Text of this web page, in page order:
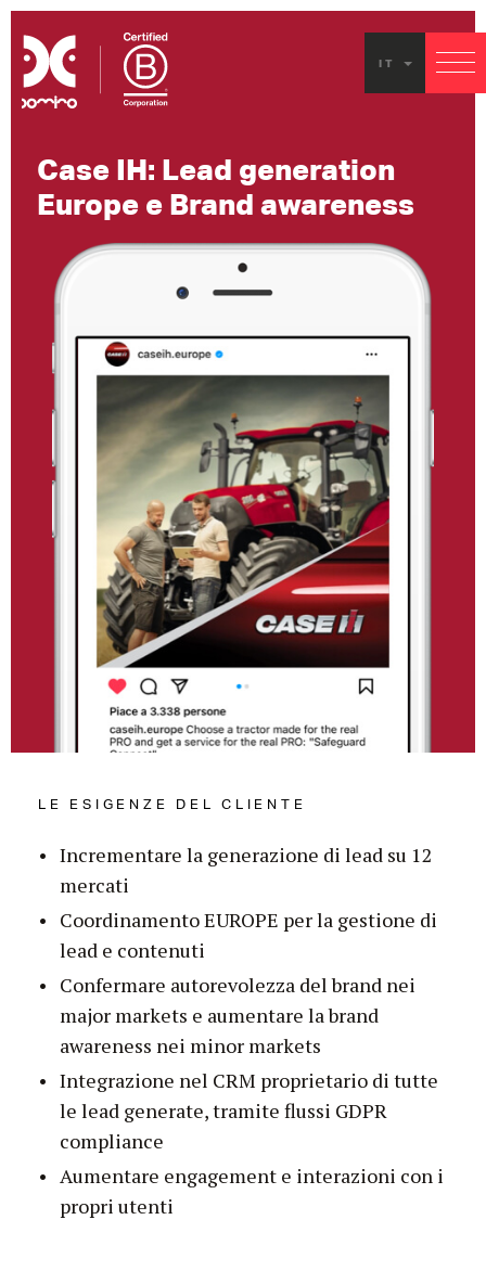
IT
Case IH: Lead generation
Europe e Brand awareness
LE ESIGENZE DEL CLIENTE
Incrementare la generazione di lead su 12
mercati
Coordinamento EUROPE per la gestione di
lead e contenuti
Confermare autorevolezza del brand nei
major markets e aumentare la brand
awareness nei minor markets
Integrazione nel CRM proprietario di tutte
le lead generate, tramite flussi GDPR
compliance
Aumentare engagement e interazioni con i
propri utenti